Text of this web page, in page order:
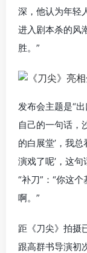
深，他认为年轻
进入剧本杀的风
胜。”
发布会主题是“
自己的一句话，
的白展堂’，我
演戏了呢’，这
“补刀”：“你这
啊。”
距《刀尖》拍摄
跟高群书导演初